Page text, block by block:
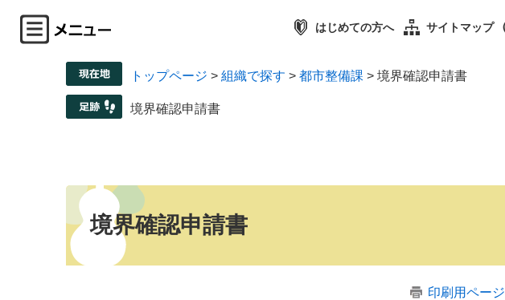
はじめての方へ サイトマップ
トップページ > 組織で探す > 都市整備課 > 境界確認申請書
境界確認申請書
境界確認申請書
印刷用ペー